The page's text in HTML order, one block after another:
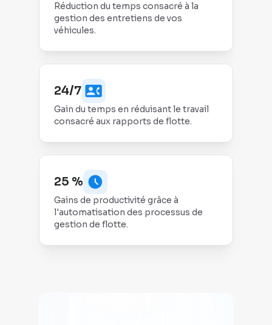
Réduction du temps consacré à la
gestion des entretiens de vos
véhicules.
24/7
Gain du temps en réduisant le travail
consacré aux rapports de flotte.
25 %
Gains de productivité grâce à
l'automatisation des processus de
gestion de flotte.